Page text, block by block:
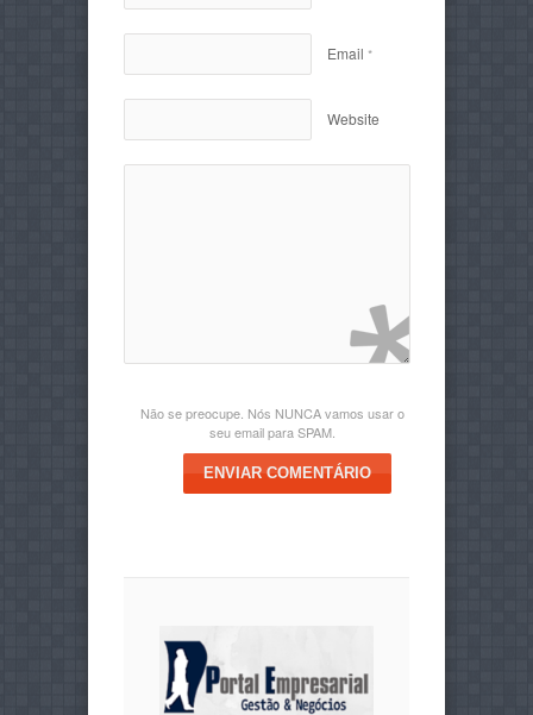
Email *
Website
Não se preocupe. Nós NUNCA vamos usar o
seu email para SPAM.
ENVIAR COMENTÁRIO